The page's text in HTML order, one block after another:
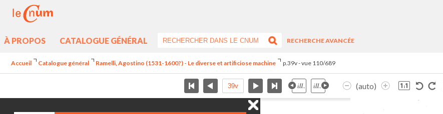
À PROPOS CATALOGUE GÉNÉRAL
RECHERCHE AVANCÉE
Accueil Catalogue général Ramelli, Agostino (1531-1600?) - Le diverse et artificiose machine p.39v - vue 110/689
(auto)